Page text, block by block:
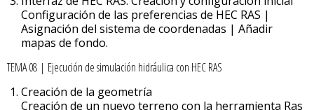
Configuración de las preferencias de HEC RAS |
Asignación del sistema de coordenadas | Añadir
mapas de fondo.
TEMA 08 | Ejecución de simulación hidráulica con HEC RAS
Creación de la geometría
Creación de un nuevo terreno con la herramienta Ras